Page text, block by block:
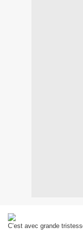
C’est avec grande